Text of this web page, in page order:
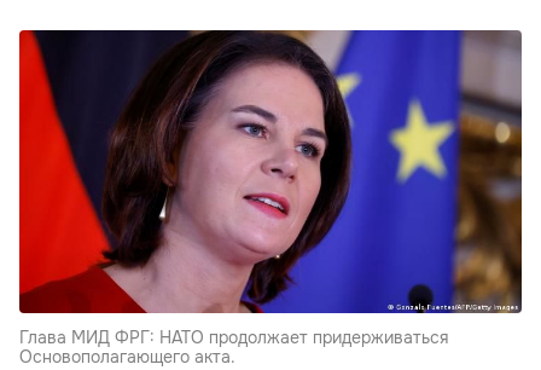
Глава МИД ФРГ: НАТО продолжает придерживаться
Основополагающего акта.